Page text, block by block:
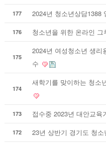
177 2024년 청소년상담1388
176 청소년을 위한 온라인
175
2024년 여성청소년 생리
수
174
새학기를 맞이하는 청소
173 접수중 2023년 대안교육
172 23년 상반기 경기도 청